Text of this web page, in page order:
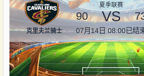
克里夫兰骑士
夏季联赛
90 VS
07月14日 08:00已结